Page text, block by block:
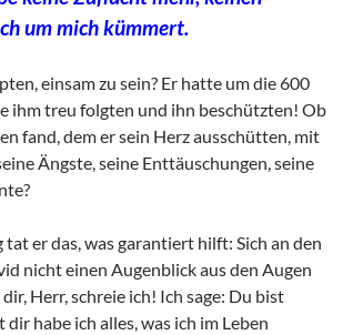
um mich kümmert.
einsam zu sein? Er hatte um die 600
ihm treu folgten und ihn beschützten! Ob
fand, dem er sein Herz ausschütten, mit
Ängste, seine Enttäuschungen, seine
tat er das, was garantiert hilft: Sich an den
nicht einen Augenblick aus den Augen
Herr, schreie ich! Ich sage: Du bist
habe ich alles, was ich im Leben